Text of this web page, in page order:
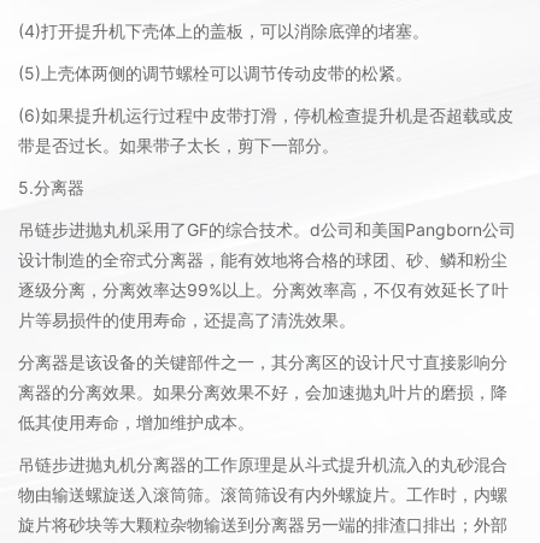
(4)打开提升机下壳体上的盖板，可以消除底弹的堵塞。
(5)上壳体两侧的调节螺栓可以调节传动皮带的松紧。
(6)如果提升机运行过程中皮带打滑，停机检查提升机是否超载或皮
带是否过长。如果带子太长，剪下一部分。
5.分离器
吊链步进抛丸机采用了GF的综合技术。d公司和美国Pangborn公司
设计制造的全帘式分离器，能有效地将合格的球团、砂、鳞和粉尘
逐级分离，分离效率达99%以上。分离效率高，不仅有效延长了叶
片等易损件的使用寿命，还提高了清洗效果。
分离器是该设备的关键部件之一，其分离区的设计尺寸直接影响分
离器的分离效果。如果分离效果不好，会加速抛丸叶片的磨损，降
低其使用寿命，增加维护成本。
吊链步进抛丸机分离器的工作原理是从斗式提升机流入的丸砂混合
物由输送螺旋送入滚筒筛。滚筒筛设有内外螺旋片。工作时，内螺
旋片将砂块等大颗粒杂物输送到分离器另一端的排渣口排出；外部